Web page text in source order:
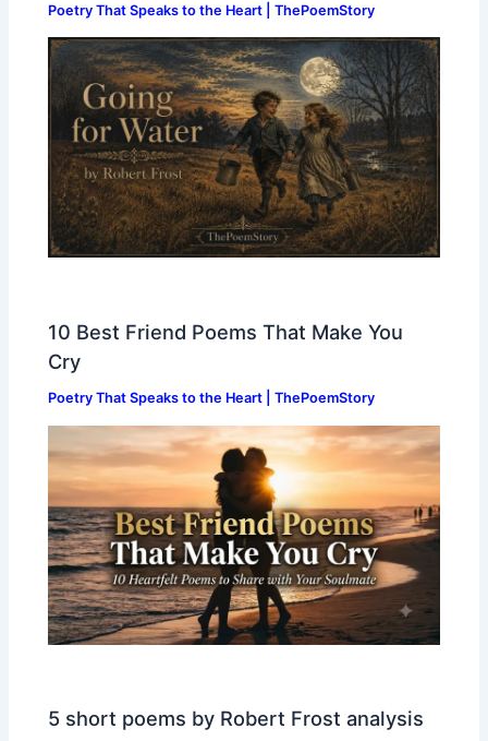
Poetry That Speaks to the Heart | ThePoemStory
10 Best Friend Poems That Make You
Cry
Poetry That Speaks to the Heart | ThePoemStory
5 short poems by Robert Frost analysis